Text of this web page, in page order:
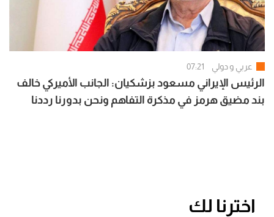
عربي و دولي 07:21
الرئيس الإيراني مسعود بزشكيان: الجانب الأميركي خالف
بند مضيق هرمز في مذكرة التفاهم ونحن بدورنا رددنا
اخترنا لك